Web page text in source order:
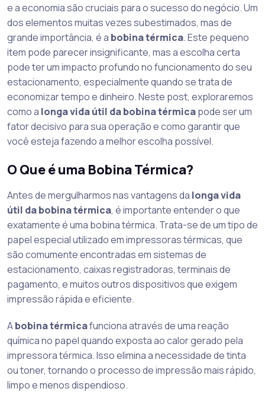
e a economia são cruciais para o sucesso do negócio. Um
dos elementos muitas vezes subestimados, mas de
grande importância, é a bobina térmica. Este pequeno
item pode parecer insignificante, mas a escolha certa
pode ter um impacto profundo no funcionamento do seu
estacionamento, especialmente quando se trata de
economizar tempo e dinheiro. Neste post, exploraremos
como a longa vida útil da bobina térmicapode ser um
fator decisivo para sua operação e como garantir que
você esteja fazendo a melhor escolha possível.
O Que é uma Bobina Térmica?
Antes de mergulharmos nas vantagens da longa vida
útil da bobina térmica, é importante entender o que
exatamente é uma bobina térmica. Trata-se de um tipo de
papel especial utilizado em impressoras térmicas, que
são comumente encontradas em sistemas de
estacionamento, caixas registradoras, terminais de
pagamento, e muitos outros dispositivos que exigem
impressão rápida e eficiente.
Abobina térmicafunciona através de uma reação
química no papel quando exposta ao calor gerado pela
impressora térmica. Isso elimina a necessidade de tinta
ou toner, tornando o processo de impressão mais rápido,
limpo e menos dispendioso.